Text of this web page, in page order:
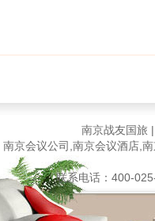
南京战友国旅
南京会议公司,南京会议酒店,
联系电话：400-